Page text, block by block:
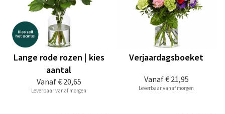
Vanaf€ 20,65
Lange rode rozen | kies
aantal
Leverbaar vanaf morgen
Vanaf€ 21,95
Verjaardagsboeket
Leverbaar vanaf morgen